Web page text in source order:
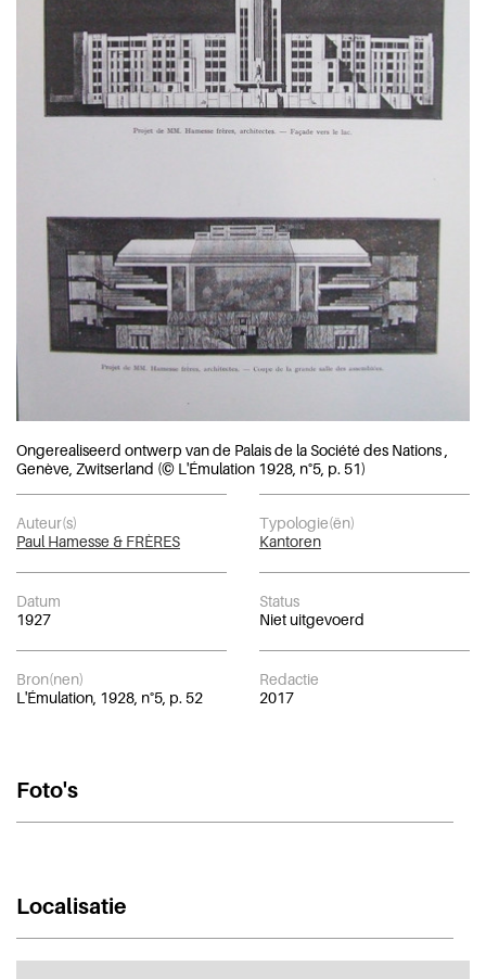
Ongerealiseerd ontwerp van de Palais de la Société des Nations ,
Genève, Zwitserland (© L'Émulation 1928, n°5, p. 51)
Auteur(s)
Paul Hamesse & FRÈRES
Typologie(ën)
Kantoren
Datum
1927
Status
Niet uitgevoerd
Bron(nen)
L'Émulation, 1928, n°5, p. 52
Redactie
2017
Foto's
Localisatie